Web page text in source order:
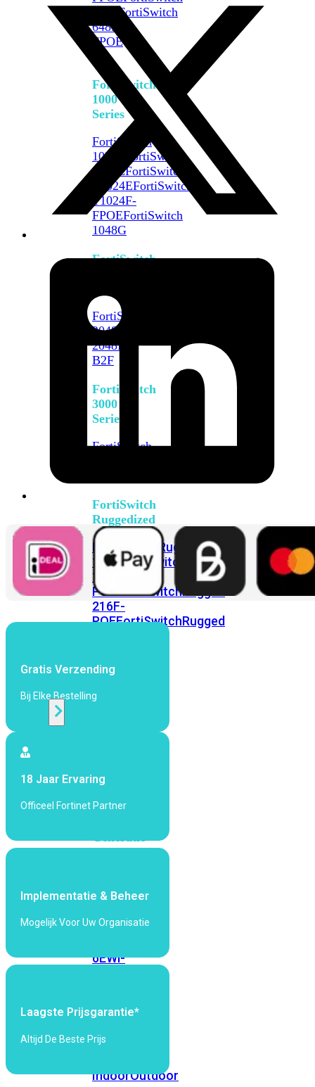
FortiSwitch
648F-
FPOE
FortiSwitch
1000
Series
FortiSwitch
1024E
FortiSwitch
1048EFortiSwitch
T1024EFortiSwitch
T1024F-
FPOEFortiSwitch
1048G
FortiSwitch
FortiSwitch
2048F
2048F-
B2F
FortiSwitch
3000
Series
FortiSwitch
FortiSwitch
Ruggedized
FortiSwitchRugged
108F FortiSwitchRugged
112F-
POEFortiSwitchRugged
216F-
POEFortiSwitchRugged
WiFi
bekijken
Wi-
Generatie
5 Wi-
6Wi-
6EWi-
Wi-
Fi
Omgeving
IndoorOutdoor
Gratis Verzending
Bij Elke Bestelling
18 Jaar Ervaring
Officeel Fortinet Partner
Implementatie & Beheer
Mogelijk Voor Uw Organisatie
Laagste Prijsgarantie*
Altijd De Beste Prijs